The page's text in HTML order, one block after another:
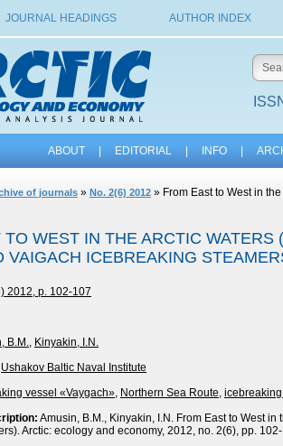
JOURNAL HEADINGS AUTHOR INDEX
ABOUT EDITORIAL INFO
of journals » No. 2(6) 2012 » From East to West in
TO WEST IN THE ARCTIC
VAIGACH ICEBREAKING
2012, p. 102-107
B.M., Kinyakin, I.N.
Ushakov Baltic Naval Institute
vessel «Vaygach», Northern Sea Route,
Amusin, B.M., Kinyakin, I.N. From East to West
Arctic: ecology and economy, 2012, no. 2(6), pp.